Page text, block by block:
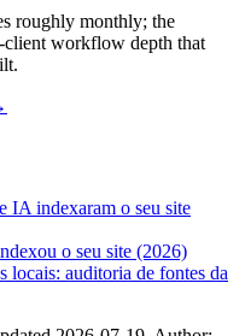
roughly monthly; the
client workflow depth that
IA indexaram o seu site
o seu site (2026)
locais: auditoria de fontes da